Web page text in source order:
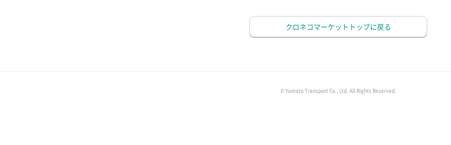
クロネコマーケットトップに戻る
© Yamato Transport Co., Ltd. All Rights Reserved.